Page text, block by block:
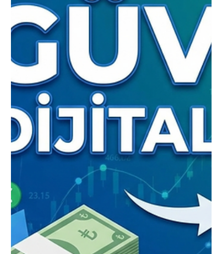
4 dakikada okunur
Mobil Nakit Bozum
Hayatın getirdiği anlık harcamalar, beklenmedik
faturalar veya acil nakit ihtiyaçları her an kapımızı
çalabilir. Böyle durumlarda geleneksel
yöntemlerle kredi çekmeye çalışmak, borç